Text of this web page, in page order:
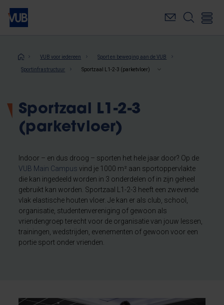
Overslaan
naar
inhoudKruimelpad
VUB voor iedereen Sport en beweging aan de VUB
Sportinfrastructuur Sportzaal L1-2-3 (parketvloer)
Sportzaal L1-2-3
(parketvloer)
Indoor – en dus droog – sporten het hele jaar door? Op de
VUB Main Campus vind je 1000 m² aan sportoppervlakte
die kan ingedeeld worden in 3 onderdelen of in zijn geheel
gebruikt kan worden. Sportzaal L1-2-3 heeft een zwevende
vlak elastische houten vloer. Je kan er als club, school,
organisatie, studentenvereniging of gewoon als
vriendengroep terecht voor de organisatie van jouw lessen,
trainingen, wedstrijden, evenementen of gewoon voor een
portie sport onder vrienden.